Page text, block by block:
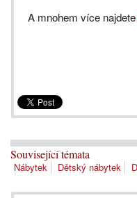
A mnohem více najdete
Související témata
Nábytek Dětský nábytek